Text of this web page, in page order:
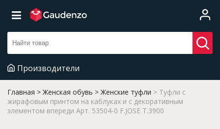
Производители
Главная Женская обувь Женские туфли
Туфли с
жирафовым принтом на каблуках и с декоративным
элементом впереди Арт. 53504-0 F.JOSE T.3900